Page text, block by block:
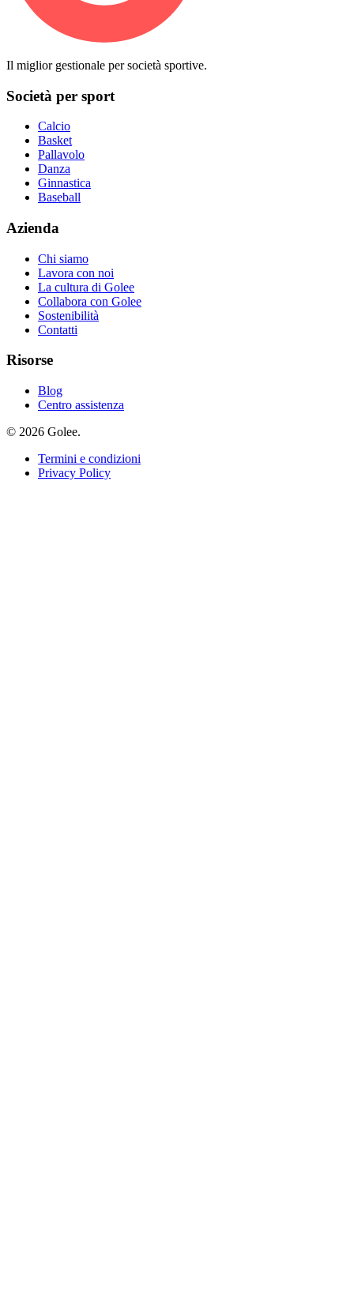
Il miglior gestionale per società sportive.
Società per sport
Calcio
Basket
Pallavolo
Danza
Ginnastica
Baseball
Azienda
Chi siamo
Lavora con noi
La cultura di Golee
Collabora con Golee
Sostenibilità
Contatti
Risorse
Blog
Centro assistenza
© 2026 Golee.
Termini e condizioni
Privacy Policy